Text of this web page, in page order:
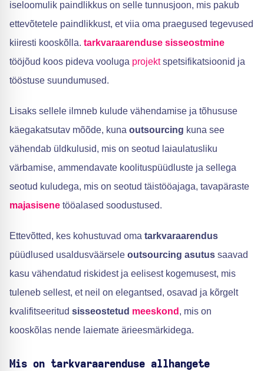
iseloomulik paindlikkus on selle tunnusjoon, mis pakub
ettevõtetele paindlikkust, et viia oma praegused tegevused
kiiresti kooskõlla. tarkvaraarenduse sisseostmine
tööjõud koos pideva vooluga projektspetsifikatsioonid ja
tööstuse suundumused.
Lisaks sellele ilmneb kulude vähendamise ja tõhususe
käegakatsutav mõõde, kuna outsourcing kuna see
vähendab üldkulusid, mis on seotud laiaulatusliku
värbamise, ammendavate koolituspüüdluste ja sellega
seotud kuludega, mis on seotud täistööajaga, tavapäraste
majasisene tööalased soodustused.
Ettevõtted, kes kohustuvad oma tarkvaraarendus
püüdlused usaldusväärsele outsourcing asutus saavad
kasu vähendatud riskidest ja eelisest kogemusest, mis
tuleneb sellest, et neil on elegantsed, osavad ja kõrgelt
kvalifitseeritud sisseostetud meeskond , mis on
kooskõlas nende laiemate ärieesmärkidega.
Mis on tarkvaraarenduse allhangete